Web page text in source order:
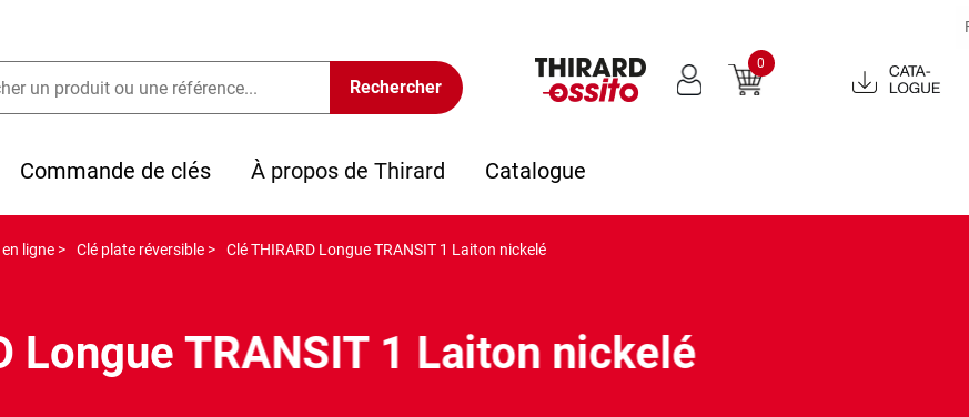
0
Catalogue
2022
Commande de clés À propos de Thirard Catalogue
ligne > Clé plate réversible > Clé THIRARD Longue TRANSIT 1 Laiton nickelé
Longue TRANSIT 1 Laiton nickelé